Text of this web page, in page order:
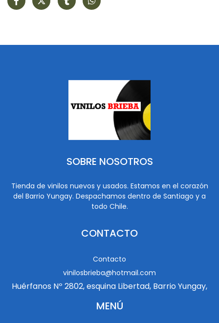
SOBRE NOSOTROS
Tienda de vinilos nuevos y usados. Estamos en el corazón
del Barrio Yungay. Despachamos dentro de Santiago y a
todo Chile.
CONTACTO
Contacto
vinilosbrieba@hotmail.com
Huérfanos Nº 2802, esquina Libertad, Barrio Yungay,
MENÚ